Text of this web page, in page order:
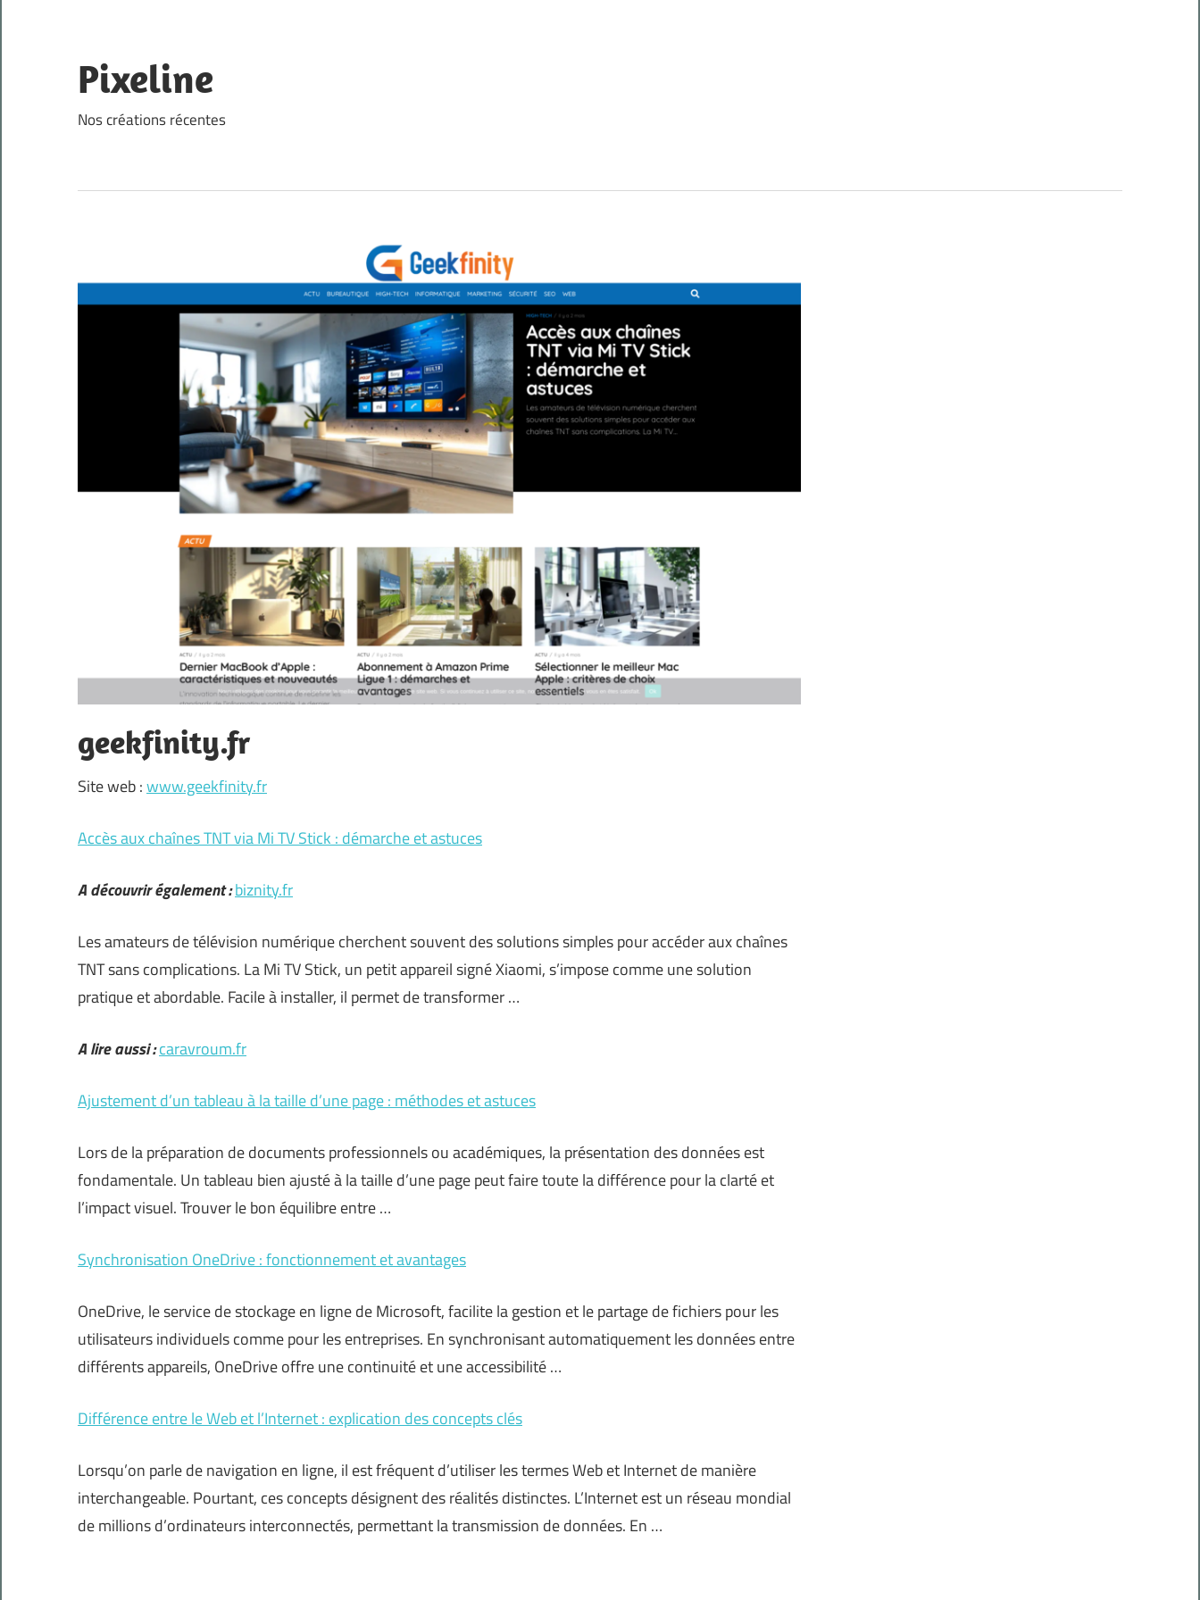
content
Pixeline
Nos créations récentes
geekfinity.fr
Site web :www.geekfinity.fr
Accès aux chaînes TNT via Mi TV Stick : démarche et astuces
A découvrir également :biznity.fr
Les amateurs de télévision numérique cherchent souvent des solutions simples pour accéder aux chaînes
TNT sans complications. La Mi TV Stick, un petit appareil signé Xiaomi, s’impose comme une solution
pratique et abordable. Facile à installer, il permet de transformer …
A lire aussi :caravroum.fr
Ajustement d’un tableau à la taille d’une page : méthodes et astuces
Lors de la préparation de documents professionnels ou académiques, la présentation des données est
fondamentale. Un tableau bien ajusté à la taille d’une page peut faire toute la différence pour la clarté et
l’impact visuel. Trouver le bon équilibre entre …
Synchronisation OneDrive : fonctionnement et avantages
OneDrive, le service de stockage en ligne de Microsoft, facilite la gestion et le partage de fichiers pour les
utilisateurs individuels comme pour les entreprises. En synchronisant automatiquement les données entre
différents appareils, OneDrive offre une continuité et une accessibilité …
Différence entre le Web et l’Internet : explication des concepts clés
Lorsqu’on parle de navigation en ligne, il est fréquent d’utiliser les termes Web et Internet de manière
interchangeable. Pourtant, ces concepts désignent des réalités distinctes. L’Internet est un réseau mondial
de millions d’ordinateurs interconnectés, permettant la transmission de données. En …